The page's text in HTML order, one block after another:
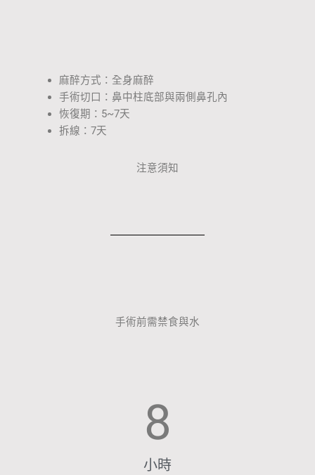
麻醉方式：全身麻醉
手術切口：鼻中柱底部與兩側鼻孔內
恢復期：5~7天
拆線：7天
注意須知
手術前需禁食與水
小時
8